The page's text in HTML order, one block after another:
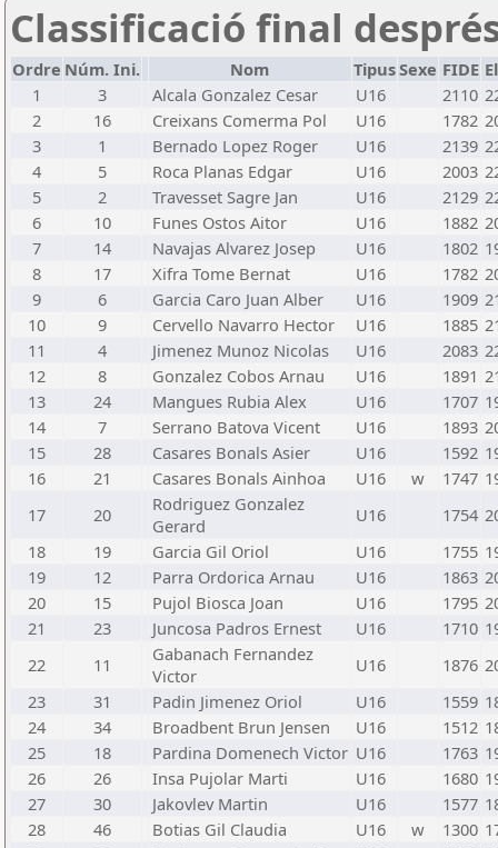
Classificació final
Ordre Núm. Ini. Nom TipusSexe FIDE
1
3 Alcala Gonzalez Cesar U16 2110
2
16 Creixans Comerma Pol U16 1782
3
1 Bernado Lopez Roger U16 2139
4
5 Roca Planas Edgar U16 2003
5
2 Travesset Sagre Jan U16 2129
6
10 Funes Ostos Aitor U16 1882
7
14 Navajas Alvarez Josep U16 1802
8
17 Xifra Tome Bernat U16 1782
9
6 Garcia Caro Juan Alber U16 1909
10
9 Cervello Navarro Hector U16 1885
11
4 Jimenez Munoz Nicolas U16 2083
12
8 Gonzalez Cobos Arnau U16 1891
13
24 Mangues Rubia Alex U16 1707
14
7 Serrano Batova Vicent U16 1893
15
28 Casares Bonals Asier U16 1592
16
21 Casares Bonals Ainhoa U16 w 1747
17
20
Rodriguez Gonzalez
Gerard
U16 1754
18
19 Garcia Gil Oriol U16 1755
19
12 Parra Ordorica Arnau U16 1863
20
15 Pujol Biosca Joan U16 1795
21
23 Juncosa Padros Ernest U16 1710
22
11
Gabanach Fernandez
Victor
U16 1876
23
31 Padin Jimenez Oriol U16 1559
24
34 Broadbent Brun Jensen U16 1512
25
18 Pardina Domenech Victor U16 1763
26
26 Insa Pujolar Marti U16 1680
27
30 Jakovlev Martin U16 1577
28
46 Botias Gil Claudia U16 w 1300